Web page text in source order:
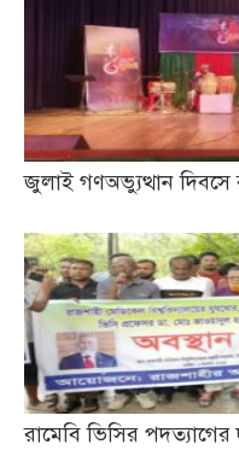
জুলাই গণঅভ্যুত্থান দিবসে
রামেবি ভিসির পদত্যাগের